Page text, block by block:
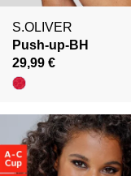
S.OLIVER
Push-up-BH
29,99 €